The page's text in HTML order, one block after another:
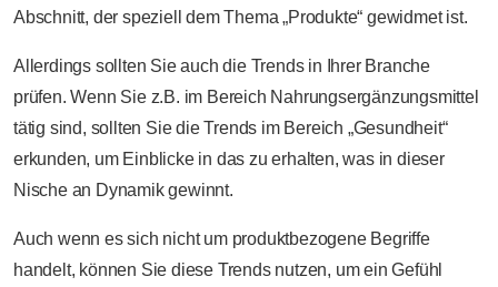
Abschnitt, der speziell dem Thema „Produkte“ gewidmet ist.
Allerdings sollten Sie auch die Trends in Ihrer Branche
prüfen. Wenn Sie z.B. im Bereich Nahrungsergänzungsmittel
tätig sind, sollten Sie die Trends im Bereich „Gesundheit“
erkunden, um Einblicke in das zu erhalten, was in dieser
Nische an Dynamik gewinnt.
Auch wenn es sich nicht um produktbezogene Begriffe
handelt, können Sie diese Trends nutzen, um ein Gefühl